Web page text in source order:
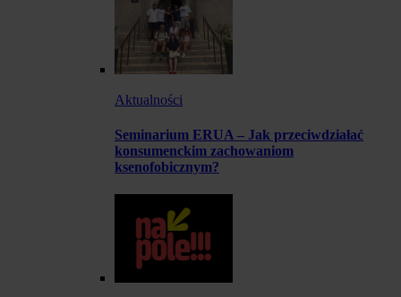
Aktualności
Seminarium ERUA – Jak przeciwdziałać
konsumenckim zachowaniom
ksenofobicznym?